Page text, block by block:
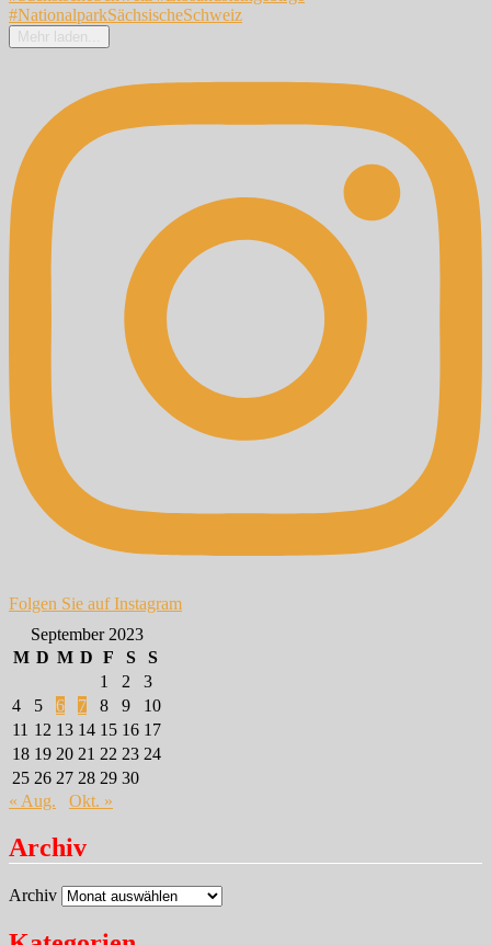
Mehr laden...
Folgen Sie auf Instagram
September 2023
M D M D F S
S
1
2
3
4
5 6 7 8 9
10
11 12 13 14 15 16 17
18 19 20 21 22 23 24
25 26 27 28 29 30
« Aug.
Okt. »
Archiv
Archiv